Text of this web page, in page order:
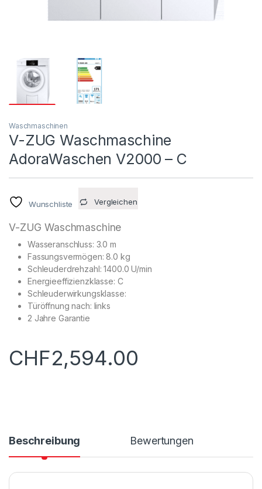
Waschmaschinen
V-ZUG Waschmaschine
AdoraWaschen V2000 – C
Wunschliste Vergleichen
V-ZUG Waschmaschine
Wasseranschluss: 3.0 m
Fassungsvermögen: 8.0 kg
Schleuderdrehzahl: 1400.0 U/min
Energieeffizienzklasse: C
Schleuderwirkungsklasse:
Türöffnung nach: links
2 Jahre Garantie
CHF2,594.00
Beschreibung Bewertungen